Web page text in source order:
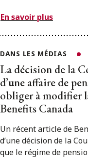
En savoir plus
DANS LES MÉDIAS
La décision de la
d’une affaire de
obliger à modifier
Benefits Canada
Un récent article de
d’une décision de la
que le régime de